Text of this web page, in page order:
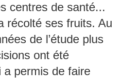
centres de santé...
récolté ses fruits. Au
de l’étude plus
ont été
a permis de faire